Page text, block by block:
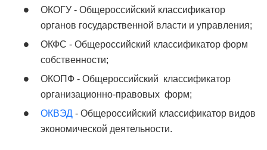
ОКОГУ - Общероссийский классификатор
органов государственной власти и управления;
ОКФС - Общероссийский классификатор форм
собственности;
ОКОПФ - Общероссийский классификатор
организационно-правовых форм;
ОКВЭД- Общероссийский классификатор видов
экономической деятельности.